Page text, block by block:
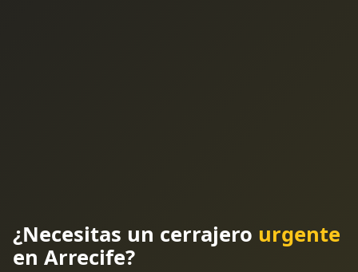
¿Necesitas un cerrajero urgente
en Arrecife?